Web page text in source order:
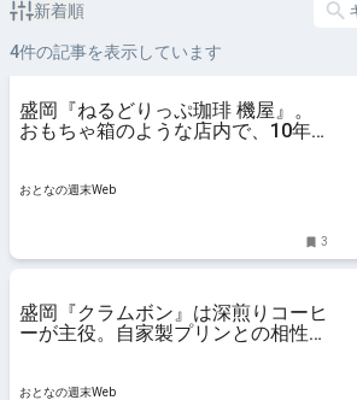
新着順
4件の記事を表示しています
盛岡『ねるどりっぷ珈琲 機屋』。
おもちゃ箱のような店内で、10年
おとなの週末Web
3
盛岡『クラムボン』は深煎りコーヒ
ーが主役。自家製プリンとの相性
おとなの週末Web